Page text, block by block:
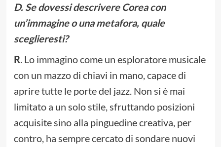
D. Se dovessi descrivere Corea con
un’immagine o una metafora, quale
sceglieresti?
R. Lo immagino come un esploratore musicale
con un mazzo di chiavi in mano, capace di
aprire tutte le porte del jazz. Non si è mai
limitato a un solo stile, sfruttando posizioni
acquisite sino alla pinguedine creativa, per
contro, ha sempre cercato di sondare nuovi